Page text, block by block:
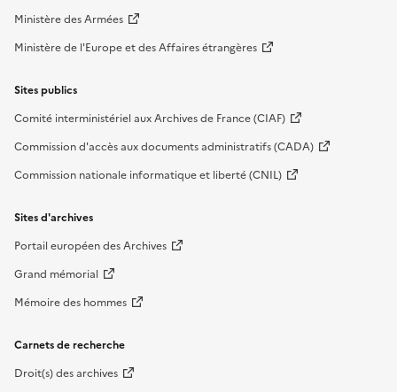
Ministère des Armées
Ministère de l'Europe et des Affaires étrangères
Sites publics
Comité interministériel aux Archives de France (CIAF)
Commission d'accès aux documents administratifs (CADA)
Commission nationale informatique et liberté (CNIL)
Sites d'archives
Portail européen des Archives
Grand mémorial
Mémoire des hommes
Carnets de recherche
Droit(s) des archives